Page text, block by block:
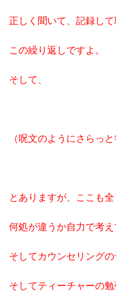
正しく聞いて、記録して
この繰り返しですよ。
そして、
（呪文のようにさらっ
と ありますが、ここも全
何処が違うか自力で考え
そしてカウンセリングの
そしてティーチャーの